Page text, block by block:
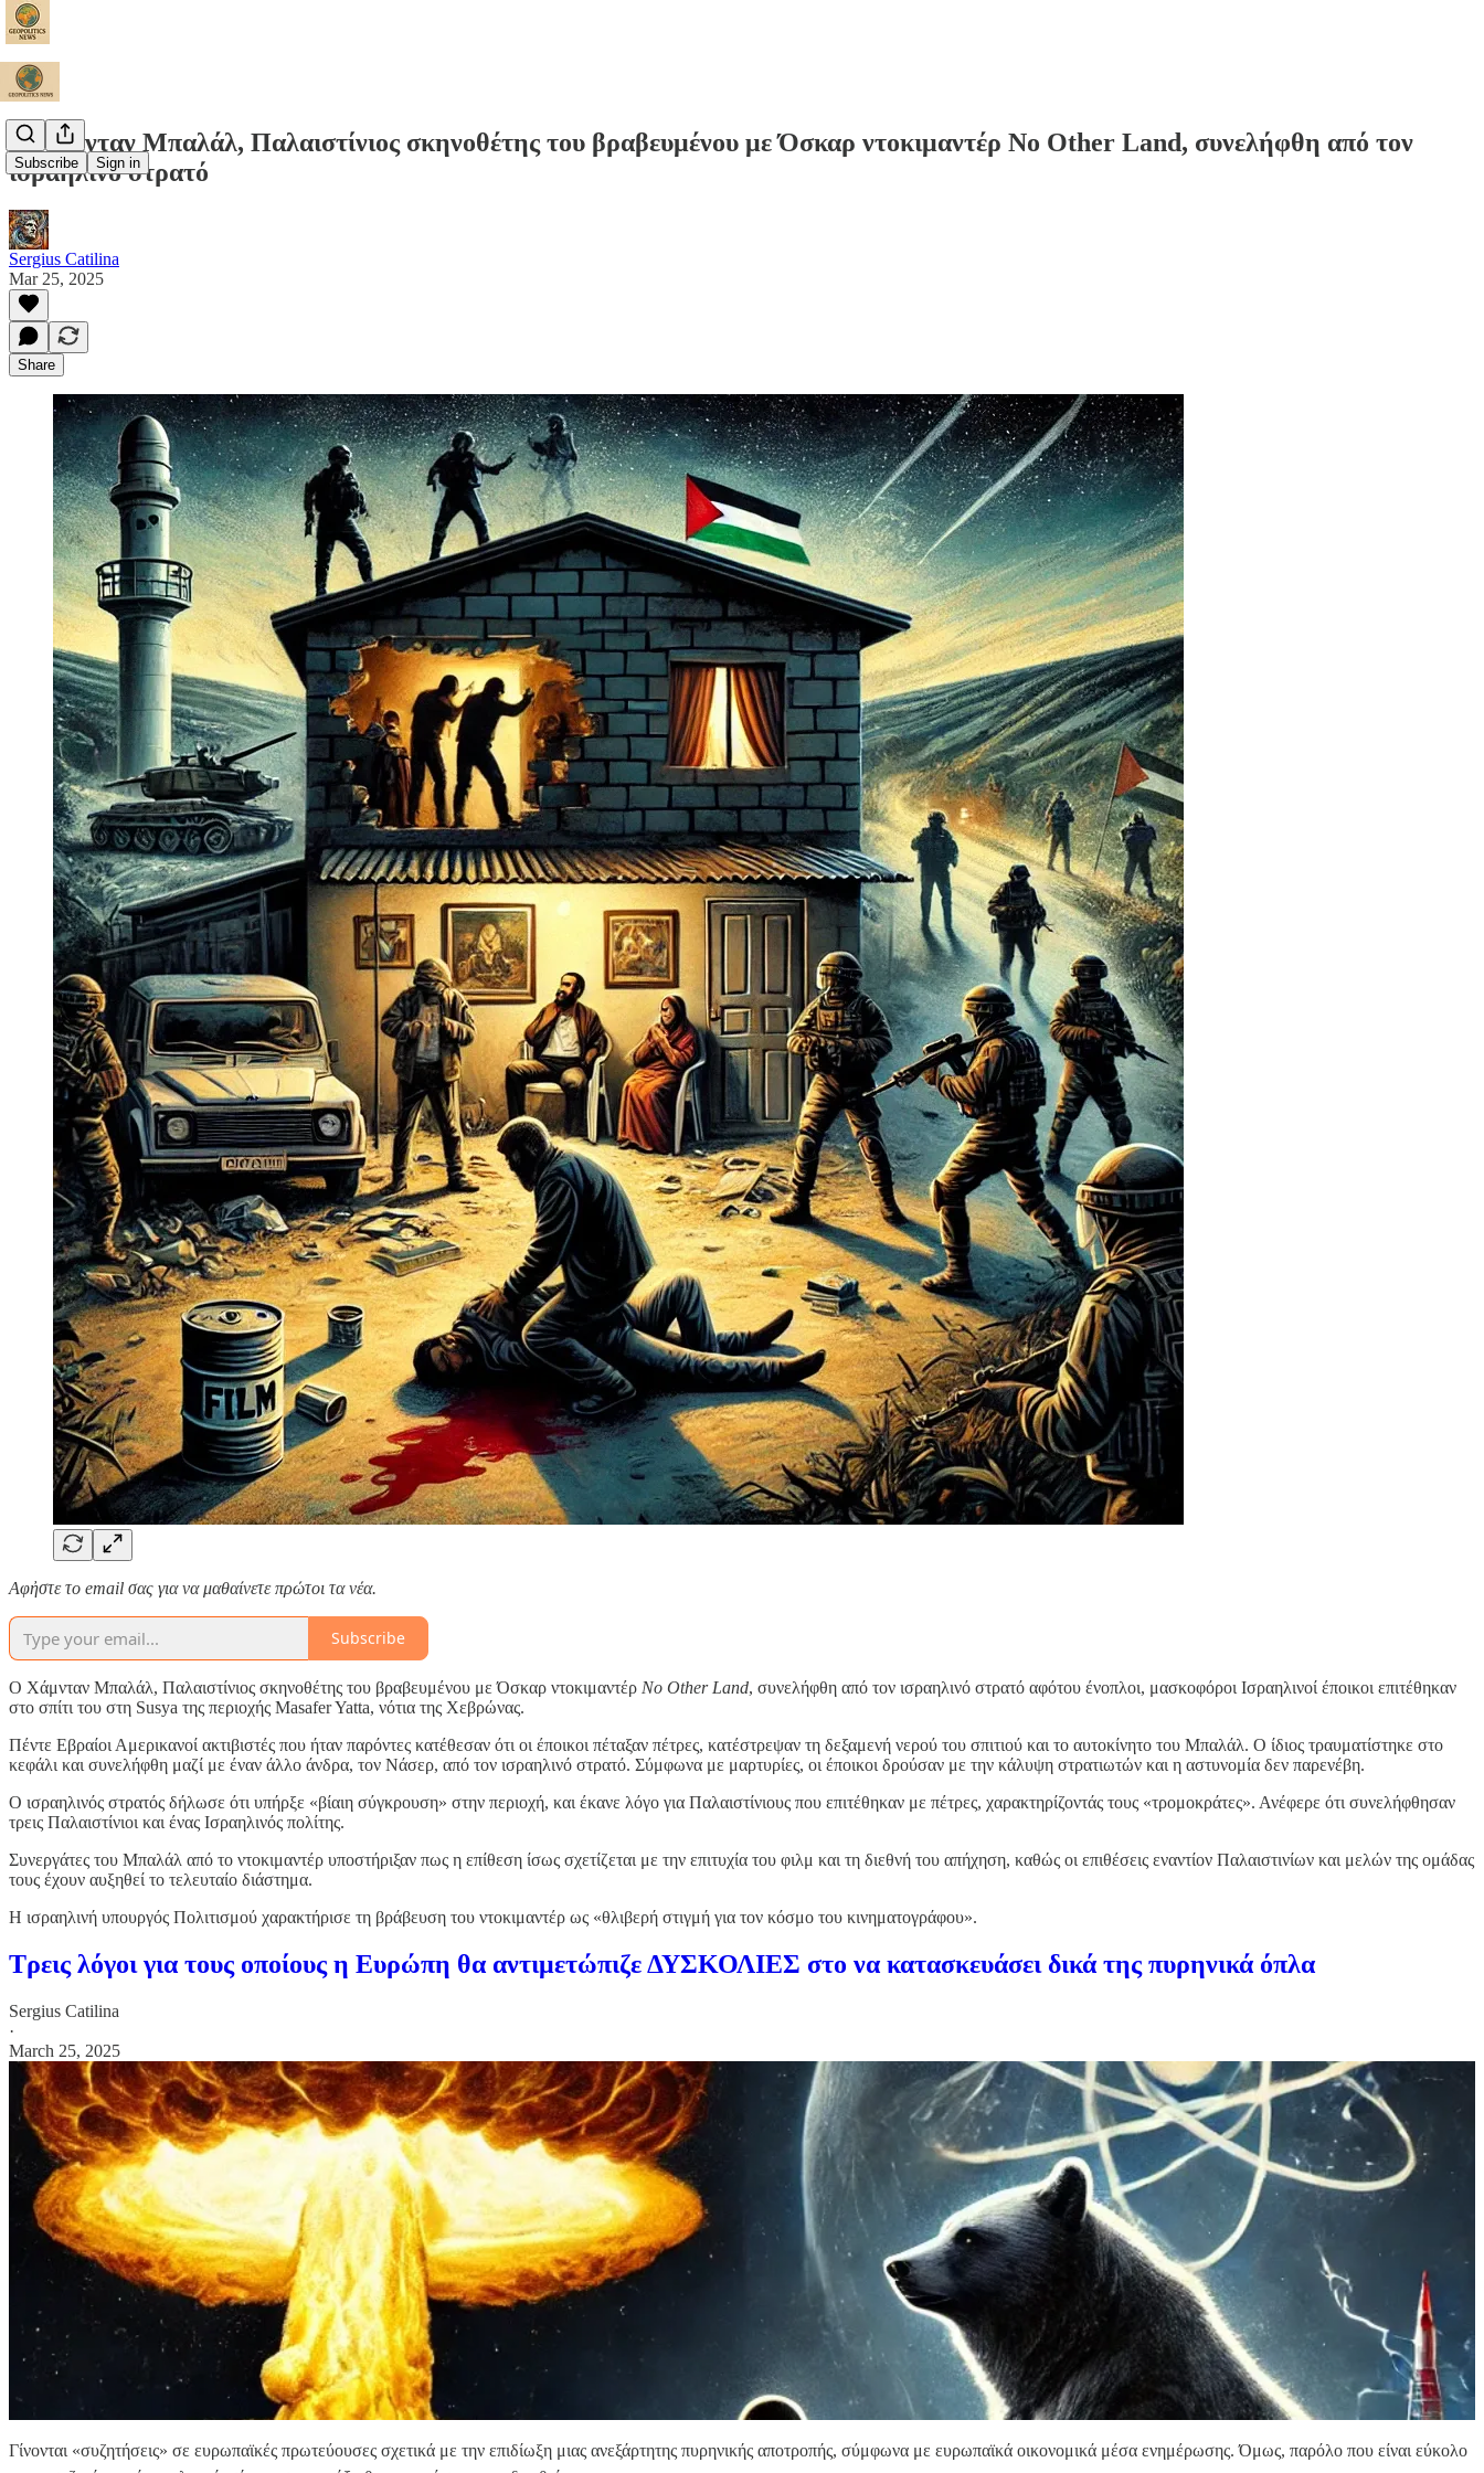
Subscribe Sign in
Ο Χάμνταν Μπαλάλ, Παλαιστίνιος σκηνοθέτης του βραβευμένου με Όσκαρ ντοκιμαντέρ No Other Land, συνελήφθη από τον
ισραηλινό στρατό
Sergius Catilina
Mar 25, 2025
Share
Αφἠστε το email σας για να μαθαίνετε πρώτοι τα νέα.
Subscribe
Ο Χάμνταν Μπαλάλ, Παλαιστίνιος σκηνοθέτης του βραβευμένου με Όσκαρ ντοκιμαντέρ No Other Land, συνελήφθη από τον ισραηλινό στρατό αφότου ένοπλοι, μασκοφόροι Ισραηλινοί έποικοι επιτέθηκαν
στο σπίτι του στη Susya της περιοχής Masafer Yatta, νότια της Χεβρώνας.
Πέντε Εβραίοι Αμερικανοί ακτιβιστές που ήταν παρόντες κατέθεσαν ότι οι έποικοι πέταξαν πέτρες, κατέστρεψαν τη δεξαμενή νερού του σπιτιού και το αυτοκίνητο του Μπαλάλ. Ο ίδιος τραυματίστηκε στο
κεφάλι και συνελήφθη μαζί με έναν άλλο άνδρα, τον Νάσερ, από τον ισραηλινό στρατό. Σύμφωνα με μαρτυρίες, οι έποικοι δρούσαν με την κάλυψη στρατιωτών και η αστυνομία δεν παρενέβη.
Ο ισραηλινός στρατός δήλωσε ότι υπήρξε «βίαιη σύγκρουση» στην περιοχή, και έκανε λόγο για Παλαιστίνιους που επιτέθηκαν με πέτρες, χαρακτηρίζοντάς τους «τρομοκράτες». Ανέφερε ότι συνελήφθησαν
τρεις Παλαιστίνιοι και ένας Ισραηλινός πολίτης.
Συνεργάτες του Μπαλάλ από το ντοκιμαντέρ υποστήριξαν πως η επίθεση ίσως σχετίζεται με την επιτυχία του φιλμ και τη διεθνή του απήχηση, καθώς οι επιθέσεις εναντίον Παλαιστινίων και μελών της ομάδας
τους έχουν αυξηθεί το τελευταίο διάστημα.
Η ισραηλινή υπουργός Πολιτισμού χαρακτήρισε τη βράβευση του ντοκιμαντέρ ως «θλιβερή στιγμή για τον κόσμο του κινηματογράφου».
Τρεις λόγοι για τους οποίους η Ευρώπη θα αντιμετώπιζε ΔΥΣΚΟΛΙΕΣ στο να κατασκευάσει δικά της πυρηνικά όπλα
Sergius Catilina
·
March 25, 2025
Γίνονται «συζητήσεις» σε ευρωπαϊκές πρωτεύουσες σχετικά με την επιδίωξη μιας ανεξάρτητης πυρηνικής αποτροπής, σύμφωνα με ευρωπαϊκά οικονομικά μέσα ενημέρωσης. Όμως, παρόλο που είναι εύκολο